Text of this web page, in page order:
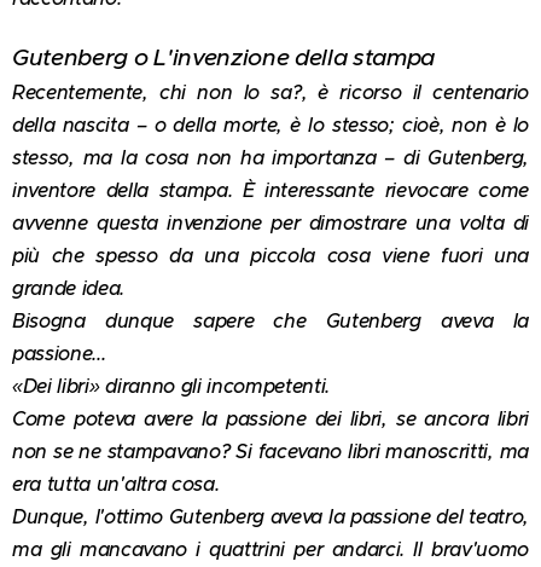
Gutenberg o L'invenzione della stampa
Recentemente, chi non lo sa?, è ricorso il centenario
della nascita – o della morte, è lo stesso; cioè, non è lo
stesso, ma la cosa non ha importanza – di Gutenberg,
inventore della stampa. È interessante rievocare come
avvenne questa invenzione per dimostrare una volta di
più che spesso da una piccola cosa viene fuori una
grande idea.
Bisogna dunque sapere che Gutenberg aveva la
passione...
«Dei libri» diranno gli incompetenti.
Come poteva avere la passione dei libri, se ancora libri
non se ne stampavano? Si facevano libri manoscritti, ma
era tutta un'altra cosa.
Dunque, l'ottimo Gutenberg aveva la passione del teatro,
ma gli mancavano i quattrini per andarci. Il brav'uomo